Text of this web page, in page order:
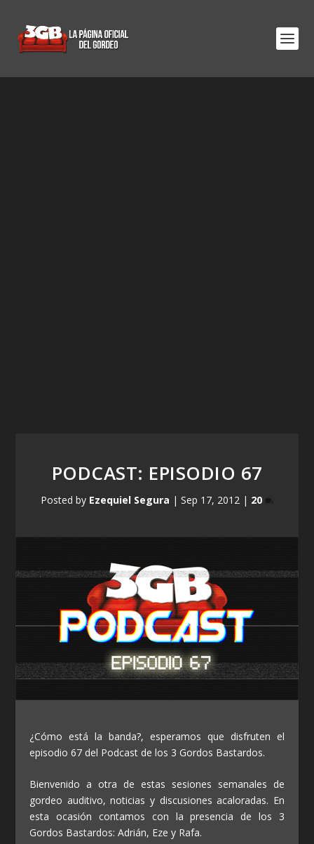
PODCAST: EPISODIO 67
Posted by Ezequiel Segura | Sep 17, 2012 | 20
¿Cómo está la banda?, esperamos que disfruten el
episodio 67 del Podcast de los 3 Gordos Bastardos.
Bienvenido a otra de estas sesiones semanales de
gordeo auditivo, noticias y discusiones acaloradas. En
esta ocasión contamos con la presencia de los 3
Gordos Bastardos: Adrián, Eze y Rafa.